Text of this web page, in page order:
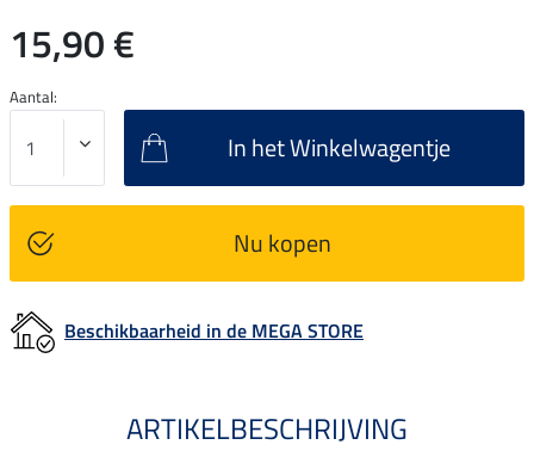
15,90 €
Aantal:
In het Winkelwagentje
Nu kopen
Beschikbaarheid in de MEGA STORE
ARTIKELBESCHRIJVING